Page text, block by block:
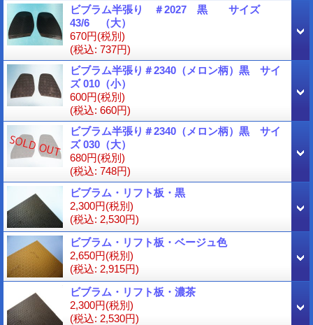
ビブラム半張り ＃2027 黒 サイズ
43/6 （大）
670円(税別)
(税込: 737円)
ビブラム半張り＃2340（メロン柄）黒 サイ
ズ 010（小）
600円(税別)
(税込: 660円)
ビブラム半張り＃2340（メロン柄）黒 サイ
ズ 030（大）
680円(税別)
(税込: 748円)
ビブラム・リフト板・黒
2,300円(税別)
(税込: 2,530円)
ビブラム・リフト板・ベージュ色
2,650円(税別)
(税込: 2,915円)
ビブラム・リフト板・濃茶
2,300円(税別)
(税込: 2,530円)